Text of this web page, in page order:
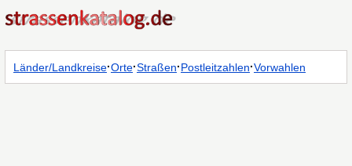
Länder/Landkreise·Orte·Straßen·Postleitzahlen·Vorwahlen